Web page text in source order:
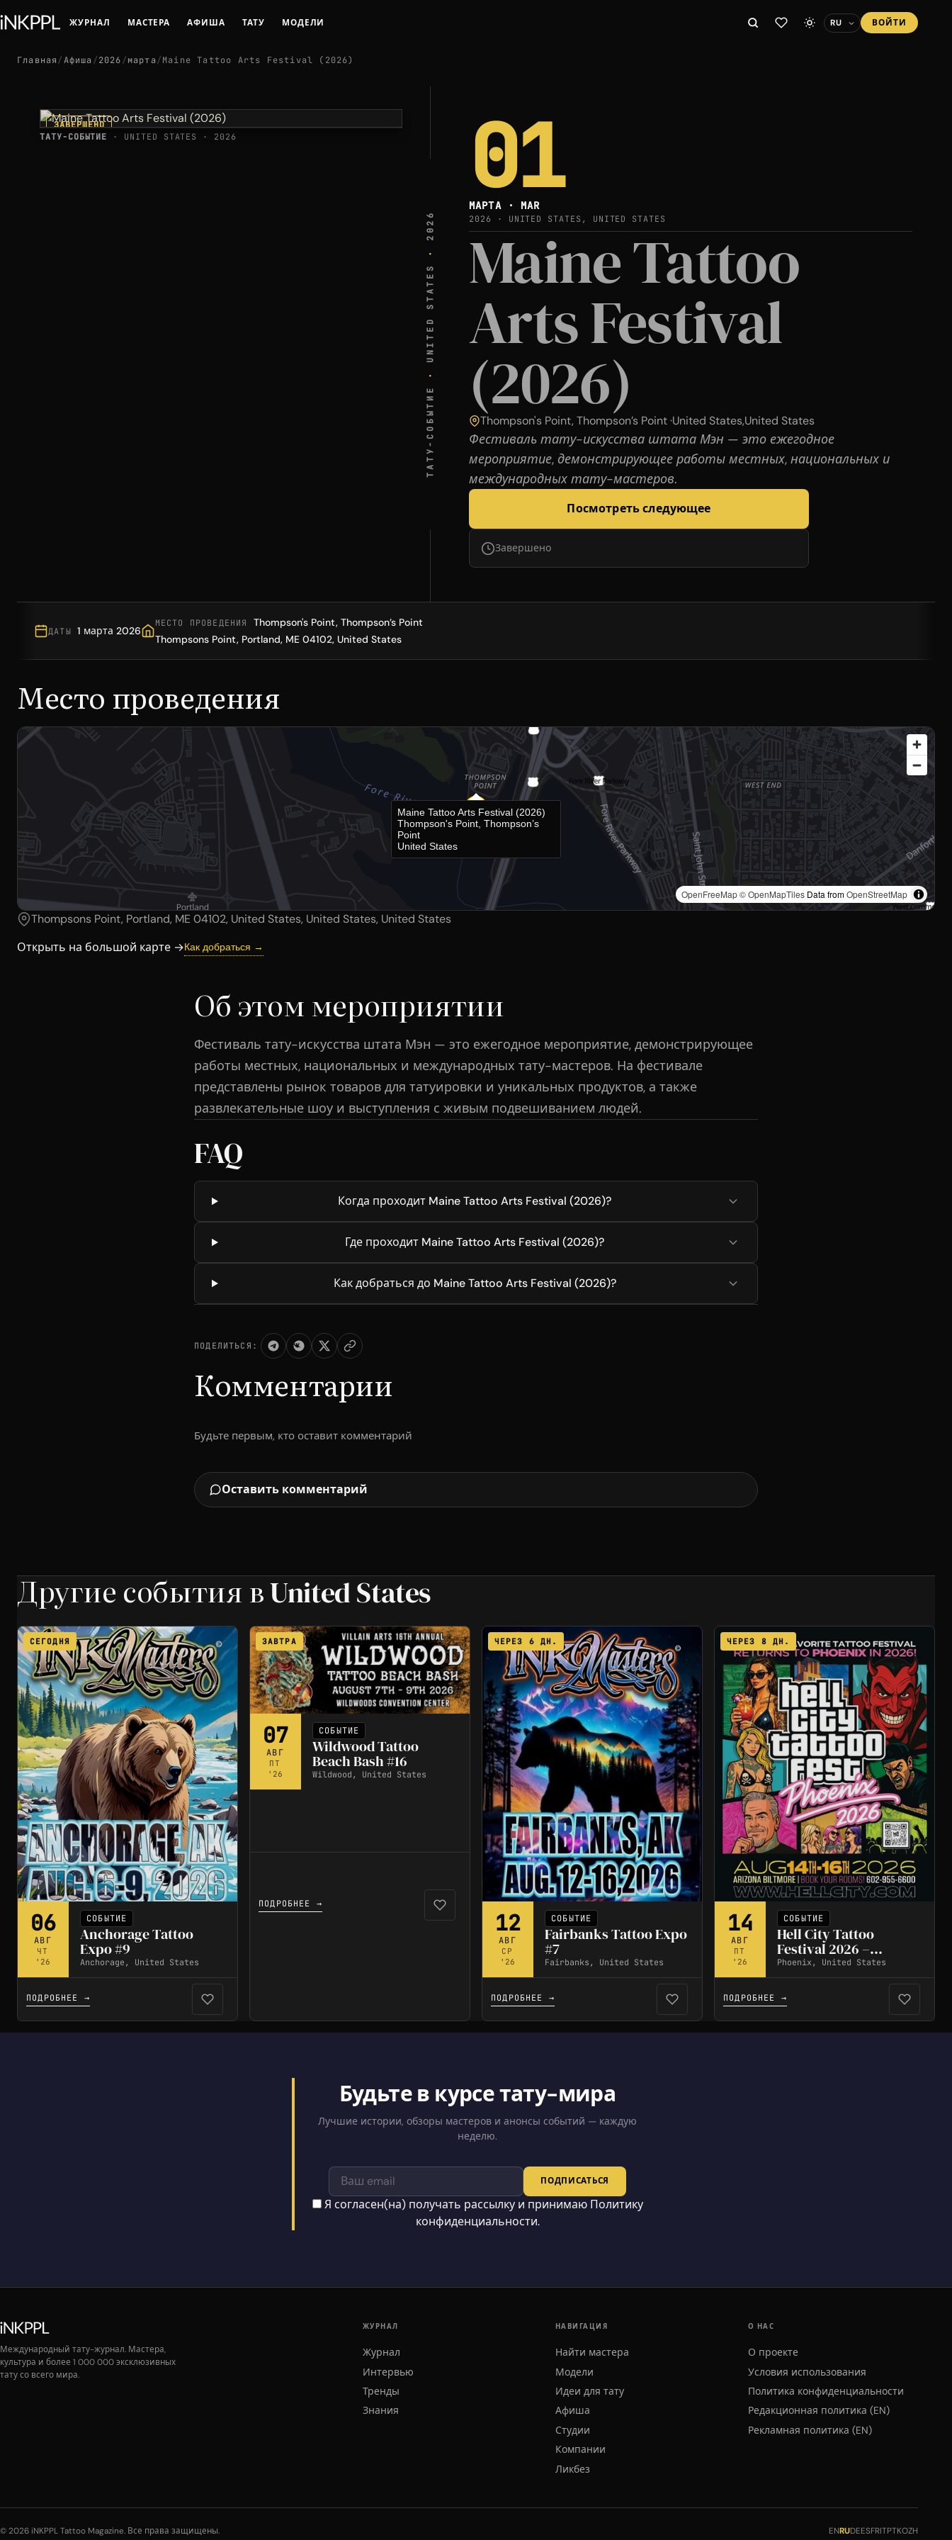
ЖУРНАЛ МАСТЕРА АФИША ТАТУ МОДЕЛИ ВОЙТИ
Главная/Афиша /2026/марта/Maine Tattoo Arts Festival (2026)
ЗАВЕРШЕНО
ТАТУ-СОБЫТИЕ · UNITED STATES · 2026
ТАТУ-СОБЫТИЕ
·
UNITED STATES
·
2026
01
МАРТА · MAR
2026 · UNITED STATES, UNITED STATES
Maine Tattoo
Arts Festival
(2026)
Thompson's Point, Thompson’s Point ·United States,United States
Фестиваль тату-искусства штата Мэн — это ежегодное
мероприятие, демонстрирующее работы местных, национальных и
международных тату-мастеров.
Посмотреть следующее
Завершено
ДАТЫ 1 марта 2026
МЕСТО ПРОВЕДЕНИЯ
Thompson's Point, Thompson’s Point
Thompsons Point, Portland, ME 04102, United States
Место проведения
OpenFreeMap© OpenMapTiles Data fromOpenStreetMap
Maine Tattoo Arts Festival (2026)
Thompson's Point, Thompson’s
Point
United States
Thompsons Point, Portland, ME 04102, United States, United States, United States
Открыть на большой карте →Как добраться →
Об этом мероприятии
Фестиваль тату-искусства штата Мэн — это ежегодное мероприятие, демонстрирующее
работы местных, национальных и международных тату-мастеров. На фестивале
представлены рынок товаров для татуировки и уникальных продуктов, а также
развлекательные шоу и выступления с живым подвешиванием людей.
FAQ
Когда проходит Maine Tattoo Arts Festival (2026)?
Где проходит Maine Tattoo Arts Festival (2026)?
Как добраться до Maine Tattoo Arts Festival (2026)?
ПОДЕЛИТЬСЯ:
Комментарии
Будьте первым, кто оставит комментарий
Оставить комментарий
Другие события в United States
СЕГОДНЯ
06
АВГ
ЧТ
'26
СОБЫТИЕ
Anchorage Tattoo
Expo #9
Anchorage, United States
ПОДРОБНЕЕ →
ЗАВТРА
07
АВГ
ПТ
'26
СОБЫТИЕ
Wildwood Tattoo
Beach Bash #16
Wildwood, United States
ПОДРОБНЕЕ →
ЧЕРЕЗ 6 ДН.
12
АВГ
СР
'26
СОБЫТИЕ
Fairbanks Tattoo Expo
#7
Fairbanks, United States
ПОДРОБНЕЕ →
ЧЕРЕЗ 8 ДН.
14
АВГ
ПТ
'26
СОБЫТИЕ
Hell City Tattoo
Festival 2026 –
Phoenix
Phoenix, United States
ПОДРОБНЕЕ →
Будьте в курсе тату-мира
Лучшие истории, обзоры мастеров и анонсы событий — каждую
неделю.
ПОДПИСАТЬСЯ
Я согласен(на) получать рассылку и принимаю Политику
конфиденциальности.
Международный тату-журнал. Мастера,
культура и более 1 000 000 эксклюзивных
тату со всего мира.
ЖУРНАЛ
Журнал
Интервью
Тренды
Знания
НАВИГАЦИЯ
Найти мастера
Модели
Идеи для тату
Афиша
Студии
Компании
Ликбез
О НАС
О проекте
Условия использования
Политика конфиденциальности
Редакционная политика (EN)
Рекламная политика (EN)
© 2026 iNKPPL Tattoo Magazine. Все права защищены. ENRUDEESFRITPTKOZH